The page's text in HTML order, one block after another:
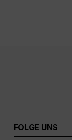
FOLGE UNS